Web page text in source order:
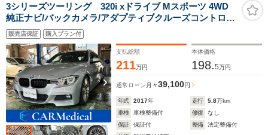
3シリーズツーリング 320i xドライブ Mスポーツ 4WD
純正ナビ/バックカメラ/アダプティブクルーズコントロー
ル/ミラー型ETC/前席パワーシート/電動リヤゲート/スペ
アキー/
販売店保証 購入プラン付
支払総額
211万円
本体価格
198.5万円
通常ローン 月々39,100円
年式 2017年 走行 5.8万km
車検
車検整備付 修復
なし
保証
保証付 整備
法定整備付